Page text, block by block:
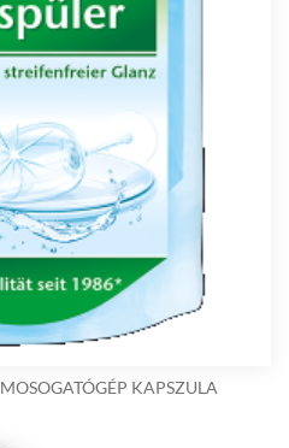
MOSOGATÓGÉP KAPSZULA